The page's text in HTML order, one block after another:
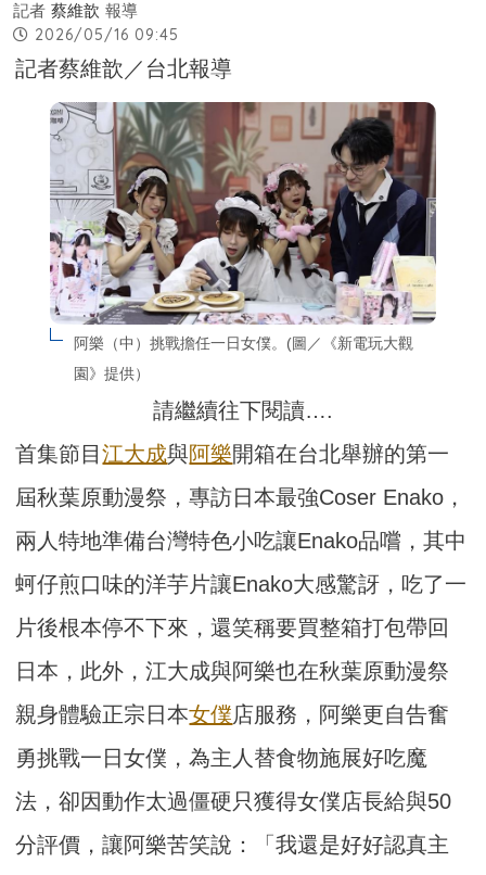
記者 蔡維歆 報導
2026/05/16 09:45
記者蔡維歆／台北報導
阿樂（中）挑戰擔任一日女僕。(圖／《新電玩大觀
園》提供）
請繼續往下閱讀….
首集節目江大成與阿樂開箱在台北舉辦的第一
屆秋葉原動漫祭，專訪日本最強Coser Enako，
兩人特地準備台灣特色小吃讓Enako品嚐，其中
蚵仔煎口味的洋芋片讓Enako大感驚訝，吃了一
片後根本停不下來，還笑稱要買整箱打包帶回
日本，此外，江大成與阿樂也在秋葉原動漫祭
親身體驗正宗日本女僕店服務，阿樂更自告奮
勇挑戰一日女僕，為主人替食物施展好吃魔
法，卻因動作太過僵硬只獲得女僕店長給與50
分評價，讓阿樂苦笑說：「我還是好好認真主